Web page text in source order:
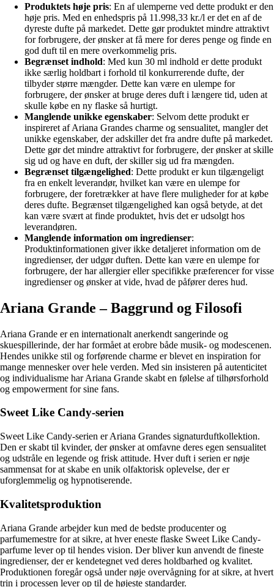
Produktets høje pris: En af ulemperne ved dette produkt er den
høje pris. Med en enhedspris på 11.998,33 kr./l er det en af de
dyreste dufte på markedet. Dette gør produktet mindre attraktivt
for forbrugere, der ønsker at få mere for deres penge og finde en
god duft til en mere overkommelig pris.
Begrænset indhold: Med kun 30 ml indhold er dette produkt
ikke særlig holdbart i forhold til konkurrerende dufte, der
tilbyder større mængder. Dette kan være en ulempe for
forbrugere, der ønsker at bruge deres duft i længere tid, uden at
skulle købe en ny flaske så hurtigt.
Manglende unikke egenskaber: Selvom dette produkt er
inspireret af Ariana Grandes charme og sensualitet, mangler det
unikke egenskaber, der adskiller det fra andre dufte på markedet.
Dette gør det mindre attraktivt for forbrugere, der ønsker at skille
sig ud og have en duft, der skiller sig ud fra mængden.
Begrænset tilgængelighed: Dette produkt er kun tilgængeligt
fra en enkelt leverandør, hvilket kan være en ulempe for
forbrugere, der foretrækker at have flere muligheder for at købe
deres dufte. Begrænset tilgængelighed kan også betyde, at det
kan være svært at finde produktet, hvis det er udsolgt hos
leverandøren.
Manglende information om ingredienser:
Produktinformationen giver ikke detaljeret information om de
ingredienser, der udgør duften. Dette kan være en ulempe for
forbrugere, der har allergier eller specifikke præferencer for visse
ingredienser og ønsker at vide, hvad de påfører deres hud.
Ariana Grande – Baggrund og Filosofi
Ariana Grande er en internationalt anerkendt sangerinde og
skuespillerinde, der har formået at erobre både musik- og modescenen.
Hendes unikke stil og forførende charme er blevet en inspiration for
mange mennesker over hele verden. Med sin insisteren på autenticitet
og individualisme har Ariana Grande skabt en følelse af tilhørsforhold
og empowerment for sine fans.
Sweet Like Candy-serien
Sweet Like Candy-serien er Ariana Grandes signaturduftkollektion.
Den er skabt til kvinder, der ønsker at omfavne deres egen sensualitet
og udstråle en legende og frisk attitude. Hver duft i serien er nøje
sammensat for at skabe en unik olfaktorisk oplevelse, der er
uforglemmelig og hypnotiserende.
Kvalitetsproduktion
Ariana Grande arbejder kun med de bedste producenter og
parfumemestre for at sikre, at hver eneste flaske Sweet Like Candy-
parfume lever op til hendes vision. Der bliver kun anvendt de fineste
ingredienser, der er kendetegnet ved deres holdbarhed og kvalitet.
Produktionen foregår også under nøje overvågning for at sikre, at hvert
trin i processen lever op til de højeste standarder.